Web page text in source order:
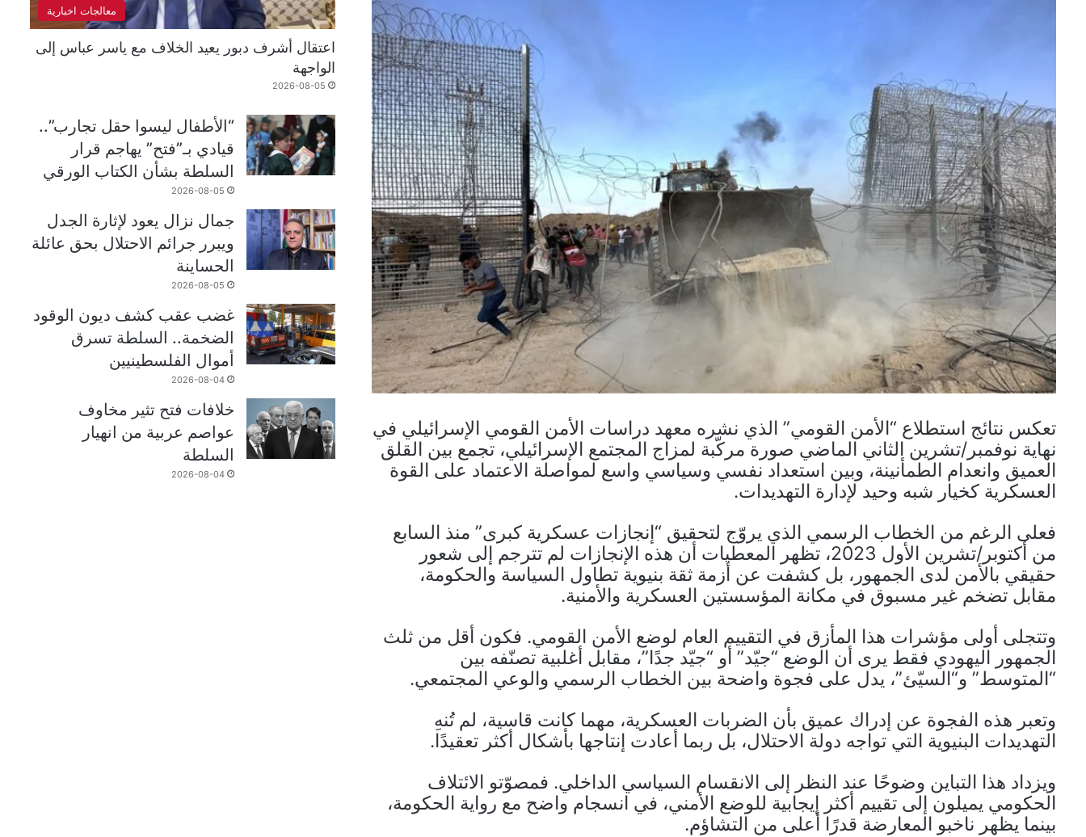
تعكس نتائج استطلاع “الأمن القومي” الذي نشره معهد دراسات الأمن القومي الإسرائيلي في
نهاية نوفمبر/تشرين الثاني الماضي صورة مركّبة لمزاج المجتمع الإسرائيلي، تجمع بين القلق
العميق وانعدام الطمأنينة، وبين استعداد نفسي وسياسي واسع لمواصلة الاعتماد على القوة
العسكرية كخيار شبه وحيد لإدارة التهديدات.
فعلى الرغم من الخطاب الرسمي الذي يروّج لتحقيق “إنجازات عسكرية كبرى” منذ السابع
من أكتوبر/تشرين الأول 2023، تظهر المعطيات أن هذه الإنجازات لم تترجم إلى شعور
حقيقي بالأمن لدى الجمهور، بل كشفت عن أزمة ثقة بنيوية تطاول السياسة والحكومة،
مقابل تضخم غير مسبوق في مكانة المؤسستين العسكرية والأمنية.
وتتجلى أولى مؤشرات هذا المأزق في التقييم العام لوضع الأمن القومي. فكون أقل من ثلث
الجمهور اليهودي فقط يرى أن الوضع “جيّد” أو “جيّد جدًا”، مقابل أغلبية تصنّفه بين
“المتوسط” و“السيّئ”، يدل على فجوة واضحة بين الخطاب الرسمي والوعي المجتمعي.
وتعبر هذه الفجوة عن إدراك عميق بأن الضربات العسكرية، مهما كانت قاسية، لم تُنهِ
التهديدات البنيوية التي تواجه دولة الاحتلال، بل ربما أعادت إنتاجها بأشكال أكثر تعقيدًا.
ويزداد هذا التباين وضوحًا عند النظر إلى الانقسام السياسي الداخلي. فمصوّتو الائتلاف
الحكومي يميلون إلى تقييم أكثر إيجابية للوضع الأمني، في انسجام واضح مع رواية الحكومة،
بينما يظهر ناخبو المعارضة قدرًا أعلى من التشاؤم.
معالجات اخبارية
اعتقال أشرف دبور يعيد الخلاف مع ياسر عباس إلى
الواجهة
2026-08-05
“الأطفال ليسوا حقل تجارب”..
قيادي بـ”فتح” يهاجم قرار
السلطة بشأن الكتاب الورقي
2026-08-05
جمال نزال يعود لإثارة الجدل
ويبرر جرائم الاحتلال بحق عائلة
الحساينة
2026-08-05
غضب عقب كشف ديون الوقود
الضخمة.. السلطة تسرق
أموال الفلسطينيين
2026-08-04
خلافات فتح تثير مخاوف
عواصم عربية من انهيار
السلطة
2026-08-04